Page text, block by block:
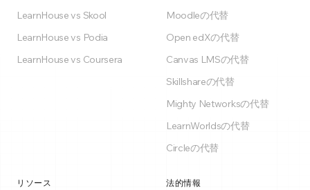
LearnHouse vs Skool
LearnHouse vs Podia
LearnHouse vs Coursera
Moodleの代替
Open edXの代替
Canvas LMSの代替
Skillshareの代替
Mighty Networksの代替
LearnWorldsの代替
Circleの代替
リソース 法的情報